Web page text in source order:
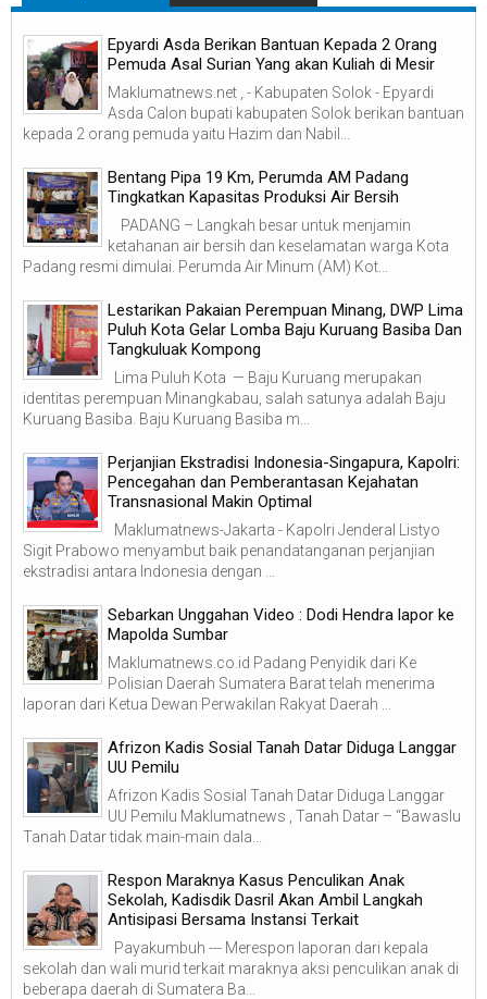
Epyardi Asda Berikan Bantuan Kepada 2 Orang
Pemuda Asal Surian Yang akan Kuliah di Mesir
Maklumatnews.net , - Kabupaten Solok - Epyardi
Asda Calon bupati kabupaten Solok berikan bantuan
kepada 2 orang pemuda yaitu Hazim dan Nabil...
‎Bentang Pipa 19 Km, Perumda AM Padang
Tingkatkan Kapasitas Produksi Air Bersih
‎ ‎ PADANG – Langkah besar untuk menjamin
ketahanan air bersih dan keselamatan warga Kota
Padang resmi dimulai. Perumda Air Minum (AM) Kot...
Lestarikan Pakaian Perempuan Minang, DWP Lima
Puluh Kota Gelar Lomba Baju Kuruang Basiba Dan
Tangkuluak Kompong
Lima Puluh Kota — Baju Kuruang merupakan
identitas perempuan Minangkabau, salah satunya adalah Baju
Kuruang Basiba. Baju Kuruang Basiba m...
Perjanjian Ekstradisi Indonesia-Singapura, Kapolri:
Pencegahan dan Pemberantasan Kejahatan
Transnasional Makin Optimal
Maklumatnews-Jakarta - Kapolri Jenderal Listyo
Sigit Prabowo menyambut baik penandatanganan perjanjian
ekstradisi antara Indonesia dengan ...
Sebarkan Unggahan Video : Dodi Hendra lapor ke
Mapolda Sumbar
Maklumatnews.co.id Padang Penyidik dari Ke
Polisian Daerah Sumatera Barat telah menerima
laporan dari Ketua Dewan Perwakilan Rakyat Daerah ...
Afrizon Kadis Sosial Tanah Datar Diduga Langgar
UU Pemilu
Afrizon Kadis Sosial Tanah Datar Diduga Langgar
UU Pemilu Maklumatnews , Tanah Datar – “Bawaslu
Tanah Datar tidak main-main dala...
Respon Maraknya Kasus Penculikan Anak
Sekolah, Kadisdik Dasril Akan Ambil Langkah
Antisipasi Bersama Instansi Terkait
Payakumbuh --- Merespon laporan dari kepala
sekolah dan wali murid terkait maraknya aksi penculikan anak di
beberapa daerah di Sumatera Ba...